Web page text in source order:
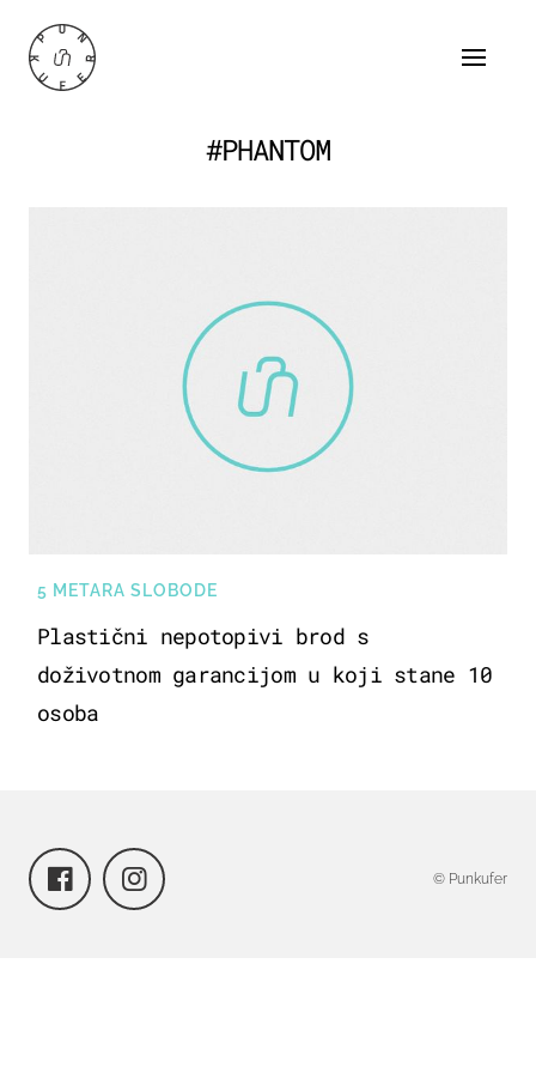
#PHANTOM
5 METARA SLOBODE
Plastični nepotopivi brod s
doživotnom garancijom u koji stane 10
osoba
© Punkufer